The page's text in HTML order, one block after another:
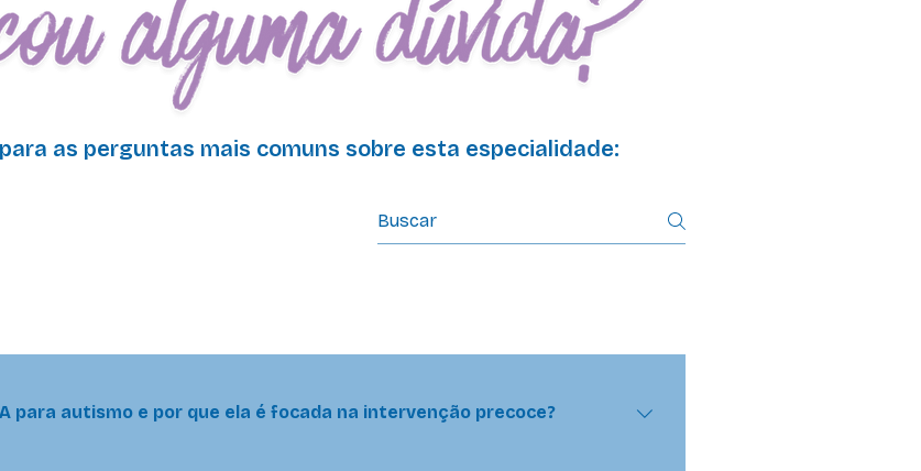
as perguntas mais comuns sobre esta especialidade:
para autismo e por que ela é focada na intervenção precoce?